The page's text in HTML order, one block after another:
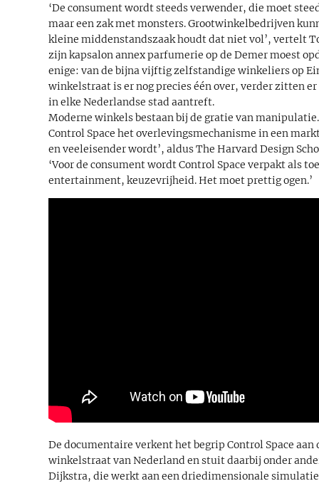
‘De consument wordt steeds verwender, die moet
maar een zak met monsters. Grootwinkelbedrijven
kleine middenstandszaak houdt dat niet vol’, vertelt
zijn kapsalon annex parfumerie op de Demer moest
enige: van de bijna vijftig zelfstandige winkeliers op
winkelstraat is er nog precies één over, verder zitten
in elke Nederlandse stad aantreft.
Moderne winkels bestaan bij de gratie van
Control Space het overlevingsmechanisme in een
en veeleisender wordt’, aldus The Harvard Design
‘Voor de consument wordt Control Space verpakt als
entertainment, keuzevrijheid. Het moet prettig ogen.’
De documentaire verkent het begrip Control Space aan
winkelstraat van Nederland en stuit daarbij onder
Dijkstra, die werkt aan een driedimensionale simulatie